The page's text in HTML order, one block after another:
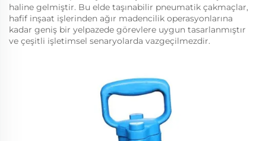
haline gelmiştir. Bu elde taşınabilir pneumatik çakmaçlar,
hafif inşaat işlerinden ağır madencilik operasyonlarına
kadar geniş bir yelpazede görevlere uygun tasarlanmıştır
ve çeşitli işletimsel senaryolarda vazgeçilmezdir.